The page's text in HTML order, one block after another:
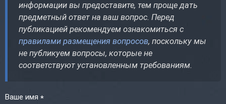
информации вы предоставите, тем проще дать
предметный ответ на ваш вопрос. Перед
публикацией рекомендуем ознакомиться с
правилами размещения вопросов, поскольку мы
не публикуем вопросы, которые не
соответствуют установленным требованиям.
Ваше имя *